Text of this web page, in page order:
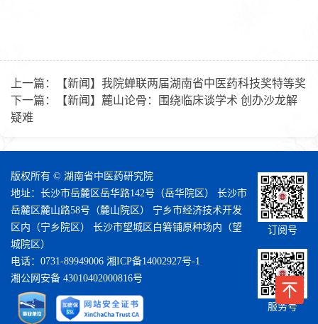
上一篇：
【新闻】我院蝉联两届湖南省中医药科技奖特等奖
下一篇：
【新闻】麓山论骨：围绕临床谈学术 创办沙龙解
疑难
版权所有 © 湖南省中医药研究院
地址：长沙市岳麓区岳华路142号（岳华院区） 长沙市
岳麓区麓山路58号（麓山院区） 宁乡市经济技术开发
区内（宁乡院区） 长沙市望城区白箬铺原种场内（望
城院区）
电话：0731-89949006 湘ICP备14002927号-1
湘公网安备 43010402000816号
订阅号
服务号